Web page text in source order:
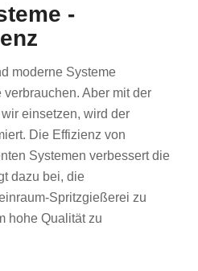
-
moderne Systeme
Aber mit der
einsetzen, wird der
Die Effizienz von
Systemen verbessert die
dazu bei, die
Spritzgießerei zu
hohe Qualität zu